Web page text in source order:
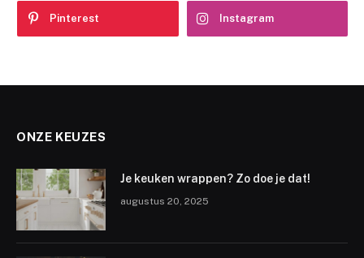
Pinterest Instagram
ONZE KEUZES
Je keuken wrappen? Zo doe je dat!
augustus 20, 2025